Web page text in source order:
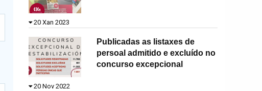
20 Xan 2023
Publicadas as listaxes de
persoal admitido e excluído no
concurso excepcional
20 Nov 2022